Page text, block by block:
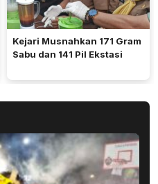
Kejari Musnahkan 171 Gram
Sabu dan 141 Pil Ekstasi